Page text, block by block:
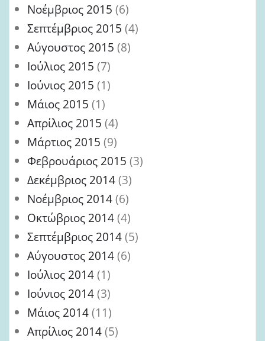
Νοέμβριος 2015 (6)
Σεπτέμβριος 2015 (4)
Αύγουστος 2015 (8)
Ιούλιος 2015 (7)
Ιούνιος 2015 (1)
Μάιος 2015 (1)
Απρίλιος 2015 (4)
Μάρτιος 2015 (9)
Φεβρουάριος 2015 (3)
Δεκέμβριος 2014(3)
Νοέμβριος 2014(6)
Οκτώβριος 2014(4)
Σεπτέμβριος 2014(5)
Αύγουστος 2014(6)
Ιούλιος 2014(1)
Ιούνιος 2014(3)
Μάιος 2014(11)
Απρίλιος 2014(5)